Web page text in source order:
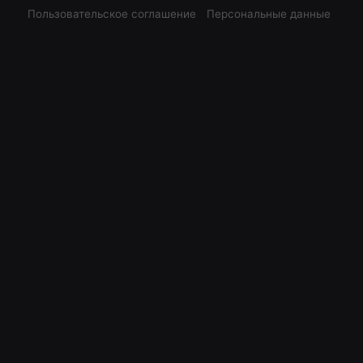
Пользовательское соглашение Персональные данные